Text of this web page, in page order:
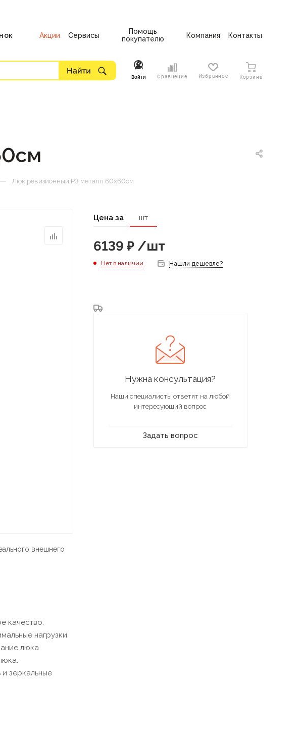
Акции Сервисы
Помощь
покупателю
Компания Контакты
Войти Сравнение Избранное Корзина
— Люк ревизионный Р3 металл 60х60см
внешнего
качество.
нагрузки
люка
зеркальные
Цена за шт
6139 ₽/шт
Нет в наличии Нашли дешевле?
Нужна консультация?
Наши специалисты ответят на любой
интересующий вопрос
Задать вопрос